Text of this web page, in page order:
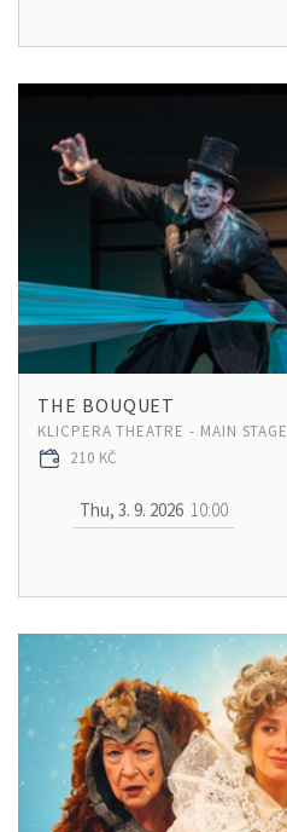
THE BOUQUET
KLICPERA THEATRE - MAIN STAGE
210 KČ
Thu, 3. 9. 2026 10:00